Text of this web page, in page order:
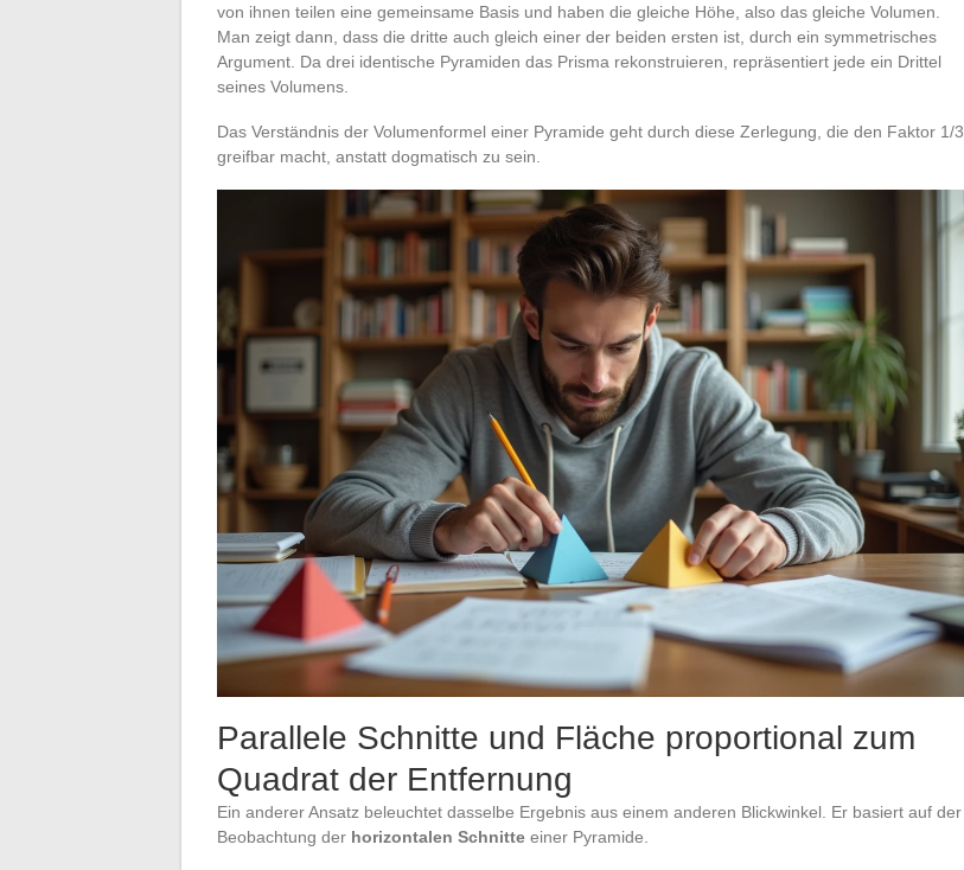
von ihnen teilen eine gemeinsame Basis und haben die gleiche Höhe, also das gleiche Volumen.
Man zeigt dann, dass die dritte auch gleich einer der beiden ersten ist, durch ein symmetrisches
Argument. Da drei identische Pyramiden das Prisma rekonstruieren, repräsentiert jede ein Drittel
seines Volumens.
Das Verständnis der Volumenformel einer Pyramide geht durch diese Zerlegung, die den Faktor 1/3
greifbar macht, anstatt dogmatisch zu sein.
Parallele Schnitte und Fläche proportional zum
Quadrat der Entfernung
Ein anderer Ansatz beleuchtet dasselbe Ergebnis aus einem anderen Blickwinkel. Er basiert auf der
Beobachtung der horizontalen Schnitte einer Pyramide.